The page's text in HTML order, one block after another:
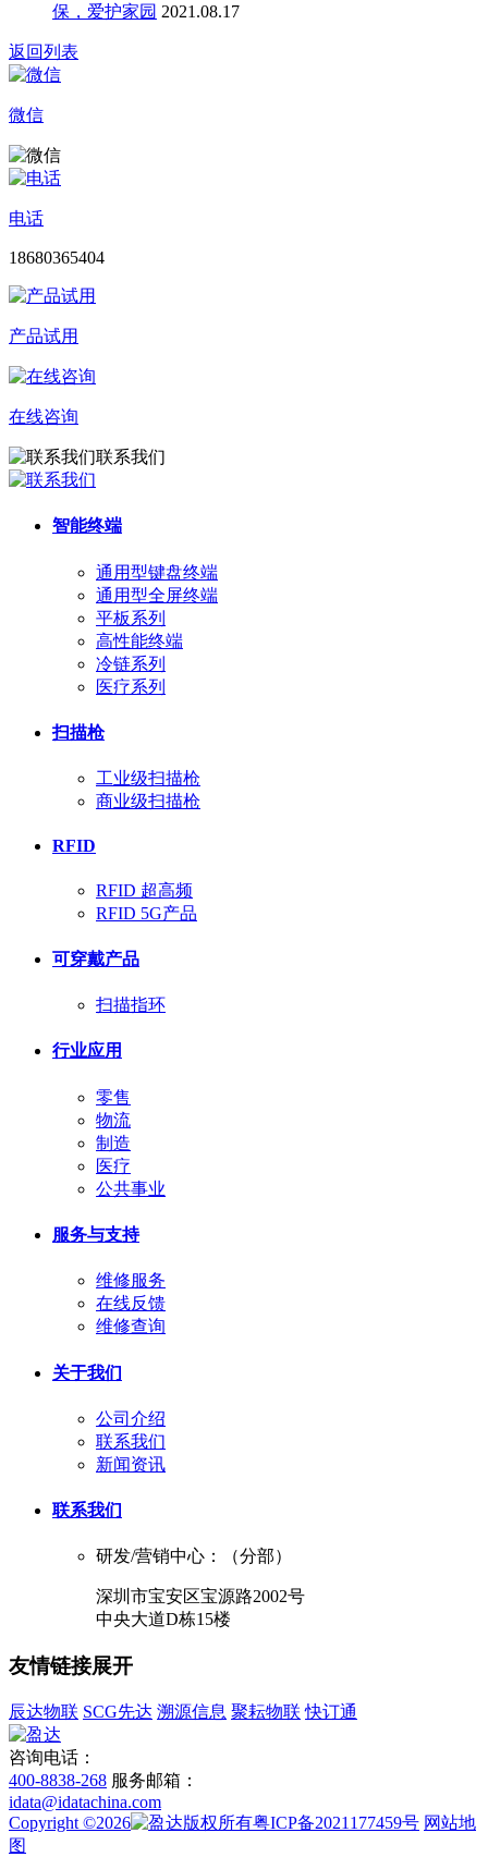
保，爱护家园 2021.08.17
返回列表
微信
电话
18680365404
产品试用
在线咨询
联系我们
智能终端
通用型键盘终端
通用型全屏终端
平板系列
高性能终端
冷链系列
医疗系列
扫描枪
工业级扫描枪
商业级扫描枪
RFID
RFID 超高频
RFID 5G产品
可穿戴产品
扫描指环
行业应用
零售
物流
制造
医疗
公共事业
服务与支持
维修服务
在线反馈
维修查询
关于我们
公司介绍
联系我们
新闻资讯
联系我们
研发/营销中心：（分部）
深圳市宝安区宝源路2002号
中央大道D栋15楼
友情链接展开
辰达物联 SCG先达 溯源信息 聚耘物联 快订通
咨询电话：
400-8838-268 服务邮箱：
idata@idatachina.com
Copyright ©2026
版权所有粤ICP备2021177459号 网站地
图